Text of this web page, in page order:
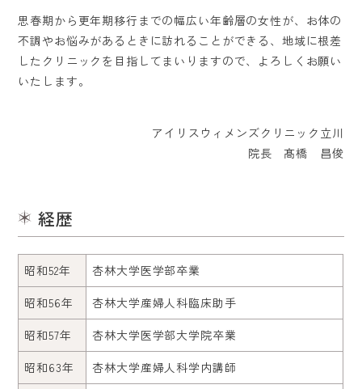
思春期から更年期移行までの幅広い年齢層の女性が、お体の
不調やお悩みがあるときに訪れることができる、地域に根差
したクリニックを目指してまいりますので、よろしくお願い
いたします。
アイリスウィメンズクリニック立川
院長 髙橋 昌俊
経歴
昭和52年
杏林大学医学部卒業
昭和56年
杏林大学産婦人科臨床助手
昭和57年
杏林大学医学部大学院卒業
昭和63年
杏林大学産婦人科学内講師
医院紹介
料金表
よくある質問